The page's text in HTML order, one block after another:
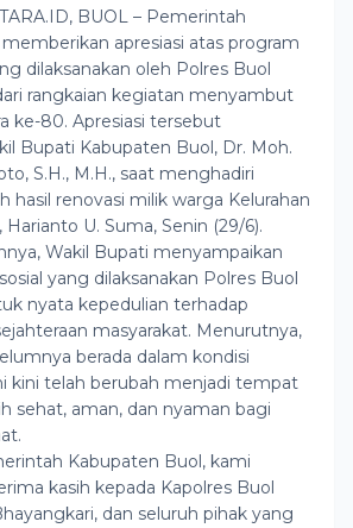
BUOL – Pemerintah
apresiasi atas program
dilaksanakan oleh Polres Buol
rangkaian kegiatan menyambut
ke-80. Apresiasi tersebut
Bupati Kabupaten Buol, Dr. Moh.
S.H., M.H., saat menghadiri
hasil renovasi milik warga Kelurahan
U. Suma, Senin (29/6).
Wakil Bupati menyampaikan
yang dilaksanakan Polres Buol
nyata kepedulian terhadap
masyarakat. Menurutnya,
berada dalam kondisi
kini telah berubah menjadi tempat
sehat, aman, dan nyaman bagi
Kabupaten Buol, kami
kasih kepada Kapolres Buol
dan seluruh pihak yang